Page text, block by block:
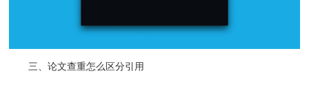
三、论文查重怎么区分引用